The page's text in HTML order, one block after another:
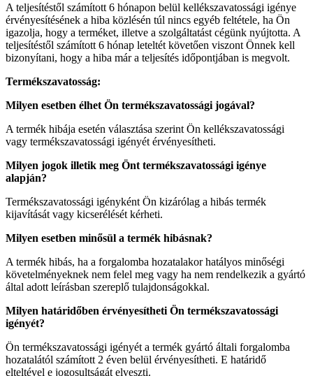
A teljesítéstől számított 6 hónapon belül kellékszavatossági igénye
érvényesítésének a hiba közlésén túl nincs egyéb feltétele, ha Ön
igazolja, hogy a terméket, illetve a szolgáltatást cégünk nyújtotta. A
teljesítéstől számított 6 hónap leteltét követően viszont Önnek kell
bizonyítani, hogy a hiba már a teljesítés időpontjában is megvolt.
Termékszavatosság:
Milyen esetben élhet Ön termékszavatossági jogával?
A termék hibája esetén választása szerint Ön kellékszavatossági
vagy termékszavatossági igényét érvényesítheti.
Milyen jogok illetik meg Önt termékszavatossági igénye
alapján?
Termékszavatossági igényként Ön kizárólag a hibás termék
kijavítását vagy kicserélését kérheti.
Milyen esetben minősül a termék hibásnak?
A termék hibás, ha a forgalomba hozatalakor hatályos minőségi
követelményeknek nem felel meg vagy ha nem rendelkezik a gyártó
által adott leírásban szereplő tulajdonságokkal.
Milyen határidőben érvényesítheti Ön termékszavatossági
igényét?
Ön termékszavatossági igényét a termék gyártó általi forgalomba
hozatalától számított 2 éven belül érvényesítheti. E határidő
elteltével e jogosultságát elveszti.